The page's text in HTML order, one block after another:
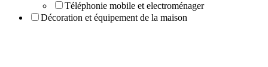
Téléphonie mobile et electroménager
Décoration et équipement de la maison